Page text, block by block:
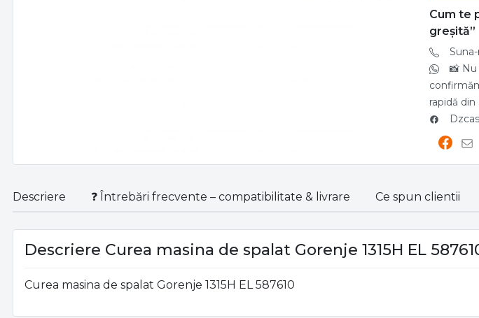
Cum te
greșită”
📸
rapidă
Descriere ❓ Întrebări frecvente – compatibilitate & livrare Ce spun clientii
Descriere Curea masina de spalat Gorenje 1315H EL
Curea masina de spalat Gorenje 1315H EL 587610